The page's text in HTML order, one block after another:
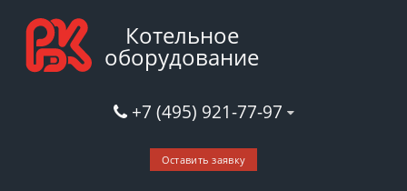
Котельное
оборудование
+7 (495) 921-77-97
Оставить заявку